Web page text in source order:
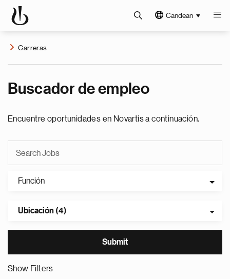
Candean
Carreras
Buscador de empleo
Encuentre oportunidades en Novartis a continuación.
Función
Ubicación (4)
Show Filters